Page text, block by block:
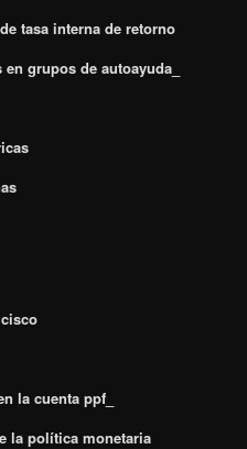
tasa interna de retorno
grupos de autoayuda_
la cuenta ppf_
la política monetaria